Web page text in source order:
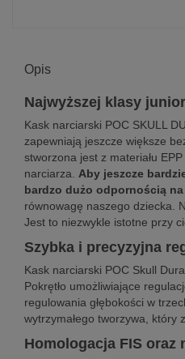
Opis
Najwyższej klasy
Kask narciarski POC SKULL
zapewniają jeszcze większe
stworzona jest z materiału
narciarza. Aby jeszcze
bardzo dużo odpornością
równowagę naszego dziecka.
Jest to niezwykle istotne przy
Szybka i precyzyjna
Kask narciarski POC Skull
Pokrętło umożliwiające
regulowania głębokości w
wytrzymałego tworzywa, który
Homologacja FIS oraz